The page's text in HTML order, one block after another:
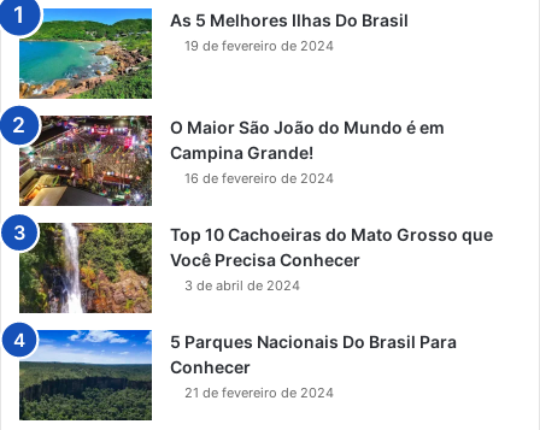
As 5 Melhores Ilhas Do Brasil
19 de fevereiro de 2024
O Maior São João do Mundo é em
Campina Grande!
16 de fevereiro de 2024
Top 10 Cachoeiras do Mato Grosso que
Você Precisa Conhecer
3 de abril de 2024
5 Parques Nacionais Do Brasil Para
Conhecer
21 de fevereiro de 2024